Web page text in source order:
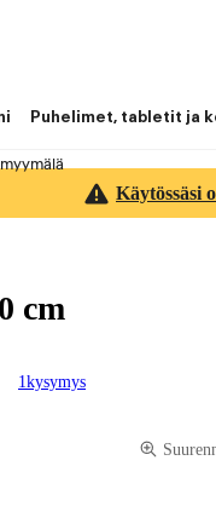
Puhelimet, tabletit ja
Käytössäsi
cm
1kysymys